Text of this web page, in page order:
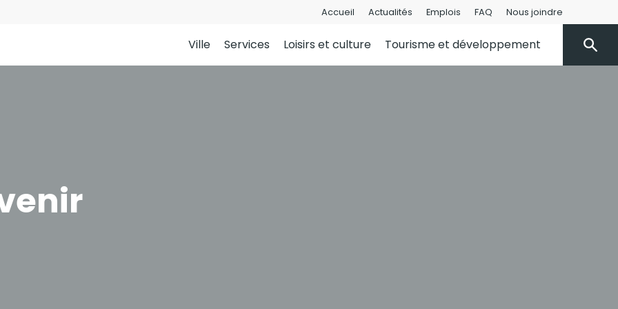
Accueil Actualités Emplois FAQ Nous joindre
Ville Services Loisirs et culture Tourisme et développement